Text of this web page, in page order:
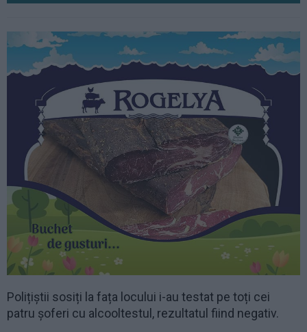
Polițiștii sosiți la fața locului i-au testat pe toți cei
patru șoferi cu alcooltestul, rezultatul fiind negativ.